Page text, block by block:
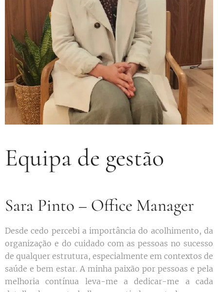
Equipa de gestão
Sara Pinto – Office Manager
Desde cedo percebi a importância do acolhimento, da
organização e do cuidado com as pessoas no sucesso
de qualquer estrutura, especialmente em contextos de
saúde e bem estar. A minha paixão por pessoas e pela
melhoria contínua leva-me a dedicar-me a cada